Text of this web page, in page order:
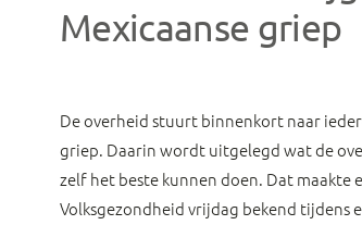
Mexicaanse griep
De overheid stuurt binnenkort naar
griep. Daarin wordt uitgelegd wat de
zelf het beste kunnen doen. Dat
Volksgezondheid vrijdag bekend tijdens